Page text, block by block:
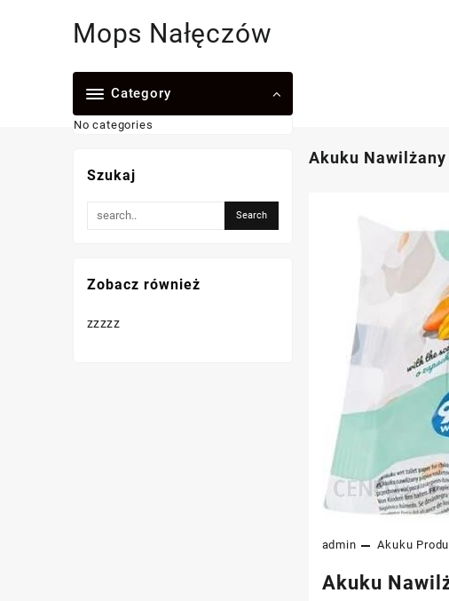
Mops Nałęczów
Category
No categories
Akuku Nawilżany
admin Akuku
Akuku
Szukaj
Zobacz również
zzzzz